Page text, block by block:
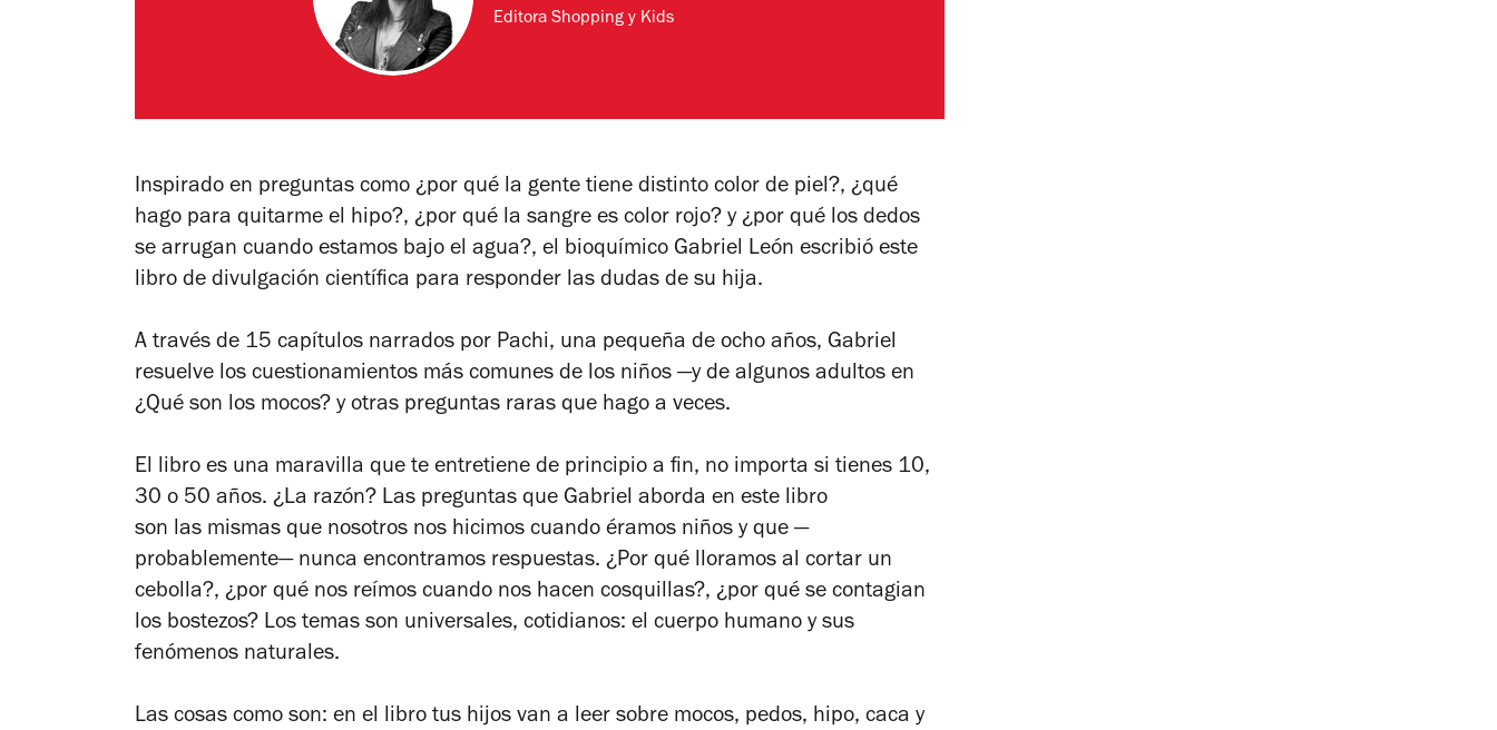
Editora Shopping y Kids
Inspirado en preguntas como ¿por qué la gente tiene distinto color de piel?, ¿qué
hago para quitarme el hipo?, ¿por qué la sangre es color rojo? y ¿por qué los dedos
se arrugan cuando estamos bajo el agua?, el bioquímico Gabriel León escribió este
libro de divulgación científica para responder las dudas de su hija.
A través de 15 capítulos narrados por Pachi, una pequeña de ocho años, Gabriel
resuelve los cuestionamientos más comunes de los niños —y de algunos adultos en
¿Qué son los mocos? y otras preguntas raras que hago a veces.
El libro es una maravilla que te entretiene de principio a fin, no importa si tienes 10,
30 o 50 años. ¿La razón? Las preguntas que Gabriel aborda en este libro
son las mismas que nosotros nos hicimos cuando éramos niños y que —
probablemente— nunca encontramos respuestas. ¿Por qué lloramos al cortar un
cebolla?, ¿por qué nos reímos cuando nos hacen cosquillas?, ¿por qué se contagian
los bostezos? Los temas son universales, cotidianos: el cuerpo humano y sus
fenómenos naturales.
Las cosas como son: en el libro tus hijos van a leer sobre mocos, pedos, hipo, caca y